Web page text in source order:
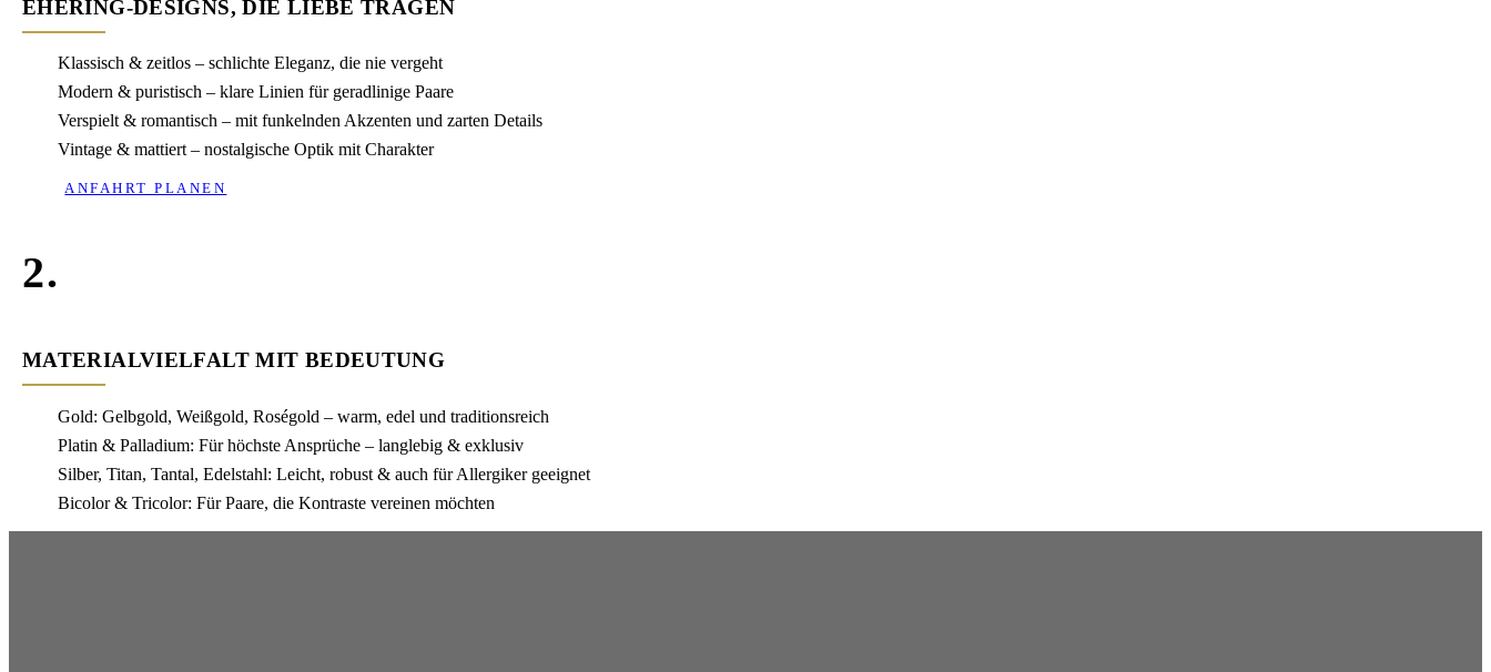
EHERING-DESIGNS, DIE LIEBE TRAGEN
Klassisch & zeitlos – schlichte Eleganz, die nie vergeht
Modern & puristisch – klare Linien für geradlinige Paare
Verspielt & romantisch – mit funkelnden Akzenten und zarten Details
Vintage & mattiert – nostalgische Optik mit Charakter
ANFAHRT PLANEN
2.
MATERIALVIELFALT MIT BEDEUTUNG
Gold: Gelbgold, Weißgold, Roségold – warm, edel und traditionsreich
Platin & Palladium: Für höchste Ansprüche – langlebig & exklusiv
Silber, Titan, Tantal, Edelstahl: Leicht, robust & auch für Allergiker geeignet
Bicolor & Tricolor: Für Paare, die Kontraste vereinen möchten